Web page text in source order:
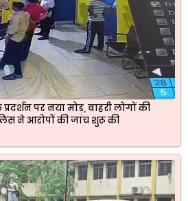
पर नया मोड़, बाहरी लोगों की
ने आरोपों की जांच शुरू की